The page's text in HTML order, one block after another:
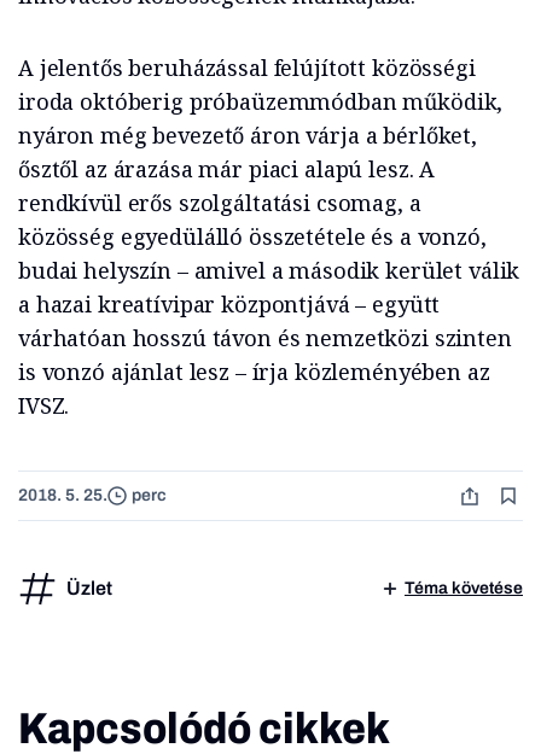
A jelentős beruházással felújított közösségi
iroda októberig próbaüzemmódban működik,
nyáron még bevezető áron várja a bérlőket,
ősztől az árazása már piaci alapú lesz. A
rendkívül erős szolgáltatási csomag, a
közösség egyedülálló összetétele és a vonzó,
budai helyszín – amivel a második kerület válik
a hazai kreatívipar központjává – együtt
várhatóan hosszú távon és nemzetközi szinten
is vonzó ajánlat lesz – írja közleményében az
IVSZ.
2018. 5. 25. perc
Üzlet Téma követése
Kapcsolódó cikkek